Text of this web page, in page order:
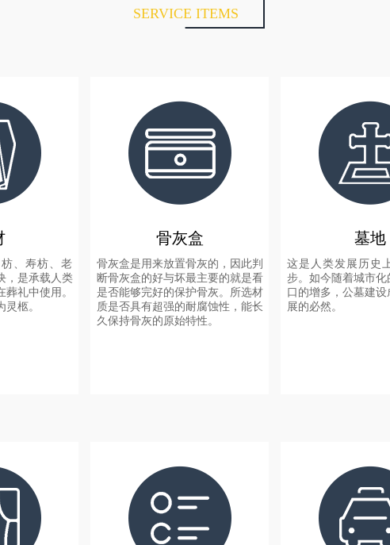
SERVICE ITEMS
、寿枋、老
，是承载人类
礼中使用。
柩。
骨灰盒
骨灰盒是用来放置骨灰的，因此判
断骨灰盒的好与坏最主要的就是看
是否能够完好的保护骨灰。所选材
质是否具有超强的耐腐蚀性，能长
久保持骨灰的原始特性。
墓地
这是人类发展历史
步。如今随着城市化
口的增多，公墓建
展的必然。